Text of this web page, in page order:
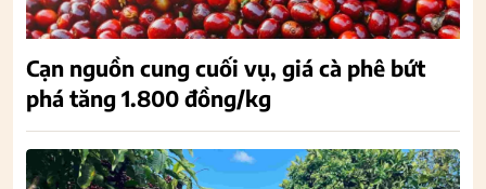
Cạn nguồn cung cuối vụ, giá cà phê bứt
phá tăng 1.800 đồng/kg